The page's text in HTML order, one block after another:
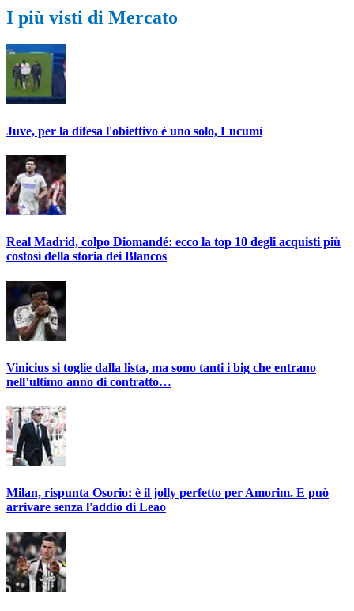
I più visti di Mercato
Juve, per la difesa l'obiettivo è uno solo, Lucumì
Real Madrid, colpo Diomandé: ecco la top 10 degli acquisti più
costosi della storia dei Blancos
Vinicius si toglie dalla lista, ma sono tanti i big che entrano
nell’ultimo anno di contratto…
Milan, rispunta Osorio: è il jolly perfetto per Amorim. E può
arrivare senza l'addio di Leao